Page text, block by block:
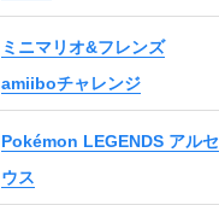
ミニマリオ&フレンズ
amiiboチャレンジ
Pokémon LEGENDS アルセ
ウス